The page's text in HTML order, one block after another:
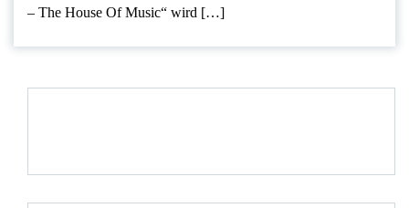
– The House Of Music“ wird […]